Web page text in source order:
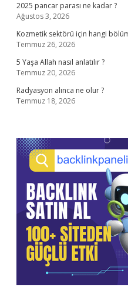
2025 pancar parası ne kadar ?
Ağustos 3, 2026
Kozmetik sektörü için hangi
Temmuz 26, 2026
5 Yaşa Allah nasıl anlatılır ?
Temmuz 20, 2026
Radyasyon alınca ne olur ?
Temmuz 18, 2026